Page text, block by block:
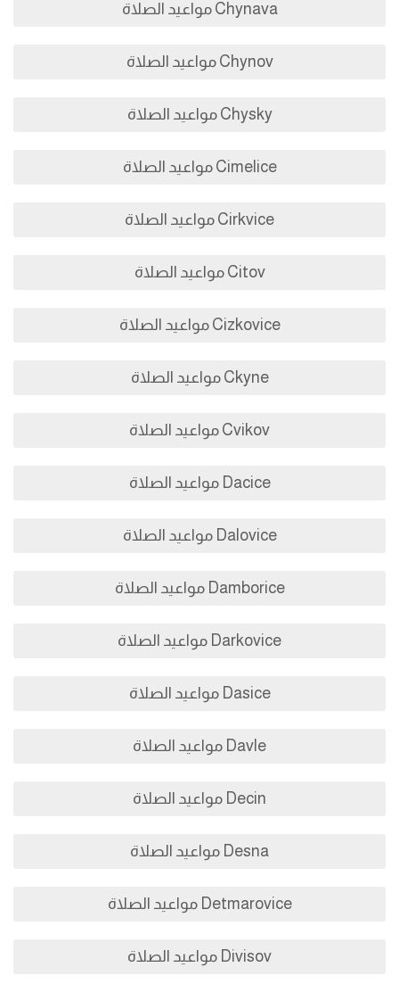
Chynava مواعيد الصلاة
Chynov مواعيد الصلاة
Chysky مواعيد الصلاة
Cimelice مواعيد الصلاة
Cirkvice مواعيد الصلاة
Citov مواعيد الصلاة
Cizkovice مواعيد الصلاة
Ckyne مواعيد الصلاة
Cvikov مواعيد الصلاة
Dacice مواعيد الصلاة
Dalovice مواعيد الصلاة
Damborice مواعيد الصلاة
Darkovice مواعيد الصلاة
Dasice مواعيد الصلاة
Davle مواعيد الصلاة
Decin مواعيد الصلاة
Desna مواعيد الصلاة
Detmarovice مواعيد الصلاة
Divisov مواعيد الصلاة